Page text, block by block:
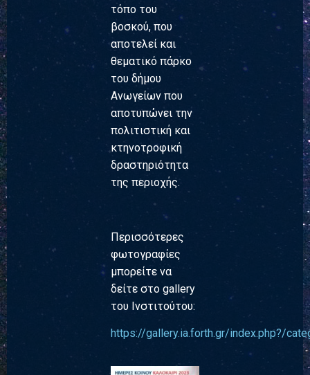
τόπο του
βοσκού, που
αποτελεί και
θεματικό πάρκο
του δήμου
Ανωγείων που
αποτυπώνει την
πολιτιστική και
κτηνοτροφική
δραστηριότητα
της περιοχής.
Περισσότερες
φωτογραφίες
μπορείτε να
δείτε στο gallery
του Ινστιτούτου:
https://gallery.ia.forth.gr/index.php?/